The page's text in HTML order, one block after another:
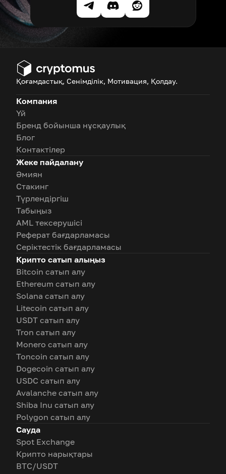
Қоғамдастық, Сенімділік, Мотивация, Қолдау.
Компания
Үй
Бренд бойынша нұсқаулық
Блог
Контактілер
Жеке пайдалану
Әмиян
Стакинг
Түрлендіргіш
Табыңыз
AML тексерушісі
Реферат бағдарламасы
Серіктестік бағдарламасы
Крипто сатып алыңыз
Bitcoin сатып алу
Ethereum сатып алу
Solana сатып алу
Litecoin сатып алу
USDT сатып алу
Tron сатып алу
Monero сатып алу
Toncoin сатып алу
Dogecoin сатып алу
USDC сатып алу
Avalanche сатып алу
Shiba Inu сатып алу
Polygon сатып алу
Сауда
Spot Exchange
Крипто нарықтары
BTC/USDT